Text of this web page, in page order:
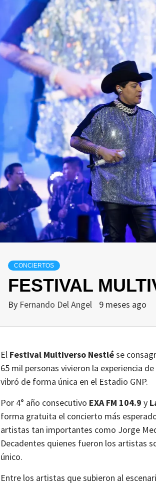
CONCIERTOS
FESTIVAL
By Fernando Del Angel 9 meses ago
El Festival Multiverso Nestlése
65 mil personas vivieron la experiencia
vibró de forma única en el Estadio GNP.
Por 4° año consecutivo EXA FM 104.9 y
forma gratuita el concierto más
artistas tan importantes como Jorge
Decadentes quienes fueron los artistas
único.
Entre los artistas que subieron al